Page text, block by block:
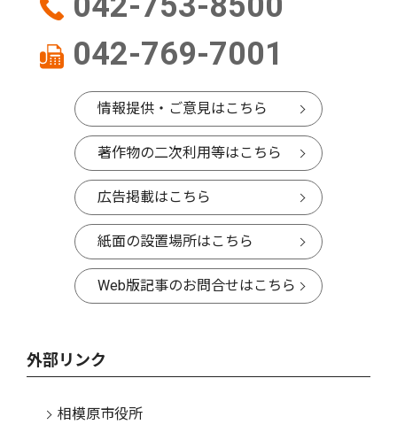
042-769-7001
情報提供・ご意見はこちら
著作物の二次利用等はこちら
広告掲載はこちら
紙面の設置場所はこちら
Web版記事のお問合せはこちら
外部リンク
相模原市役所